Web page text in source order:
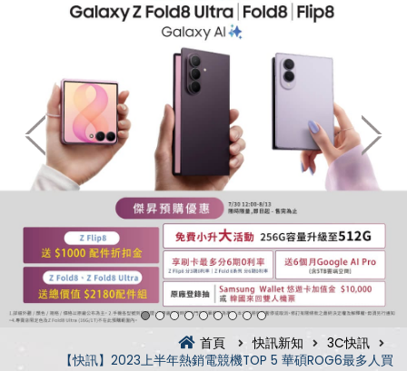
首頁 快訊新知
3C快訊
【快訊】2023上半年熱銷電競機TOP 5 華碩ROG6最多人買